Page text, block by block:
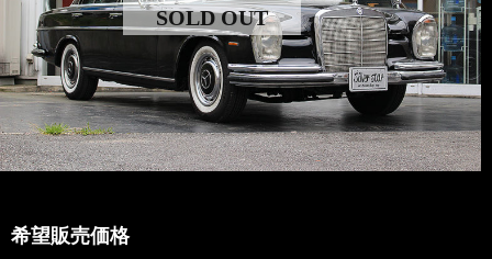
SOLD OUT
希望販売価格